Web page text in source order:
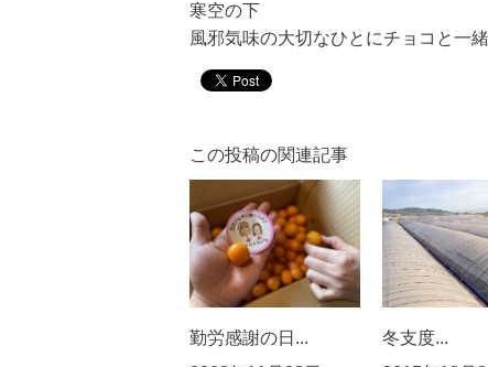
寒空の下
風邪気味の大切なひとにチョコと一
この投稿の関連記事
勤労感謝の日...
冬支度...